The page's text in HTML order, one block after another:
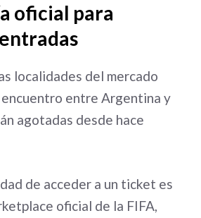
oficial para
localidades del mercado
encuentro entre Argentina y
agotadas desde hace
de acceder a un ticket es
oficial de la FIFA,